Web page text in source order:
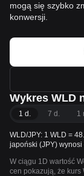
mogą się szybko
konwersji.
Wykres WLD
1 d. 7 d. 1
WLD/JPY: 1 WLD =
japoński (JPY) wynosi
W ciągu 1D wartość
cen pokazują, że kurs